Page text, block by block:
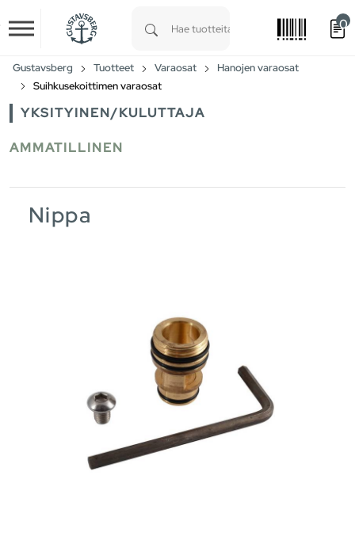
Skip to main content
0
Gustavsberg Tuotteet Varaosat
Hanojen varaosat
Suihkusekoittimen varaosat
YKSITYINEN/KULUTTAJA
AMMATILLINEN
Nippa